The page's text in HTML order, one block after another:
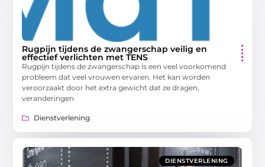
Rugpijn tijdens de zwangerschap veilig en
effectief verlichten met TENS
Rugpijn tijdens de zwangerschap is een veel voorkomend
probleem dat veel vrouwen ervaren. Het kan worden
veroorzaakt door het extra gewicht dat ze dragen,
veranderingen
Dienstverlening
DIENSTVERLENING